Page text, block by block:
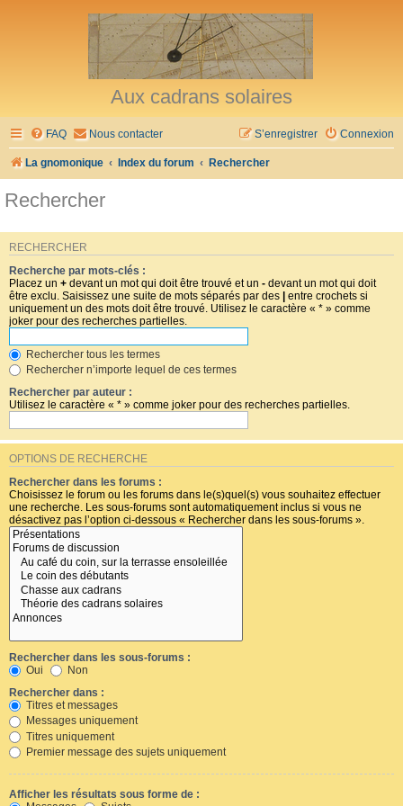
Aux cadrans solaires
FAQ Nous contacter Connexion
S’enregistrer
La gnomonique Index du forum Rechercher
Rechercher
RECHERCHER
Recherche par mots-clés :
Placez un + devant un mot qui doit être trouvé et un - devant un mot qui doit
être exclu. Saisissez une suite de mots séparés par des | entre crochets si
uniquement un des mots doit être trouvé. Utilisez le caractère « * » comme
joker pour des recherches partielles.
Rechercher tous les termes
Rechercher n’importe lequel de ces termes
Rechercher par auteur :
Utilisez le caractère « * » comme joker pour des recherches partielles.
OPTIONS DE RECHERCHE
Rechercher dans les forums :
Choisissez le forum ou les forums dans le(s)quel(s) vous souhaitez effectuer
une recherche. Les sous-forums sont automatiquement inclus si vous ne
désactivez pas l’option ci-dessous « Rechercher dans les sous-forums ».
Rechercher dans les sous-forums :
Oui
Non
Rechercher dans :
Titres et messages
Messages uniquement
Titres uniquement
Premier message des sujets uniquement
Afficher les résultats sous forme de :